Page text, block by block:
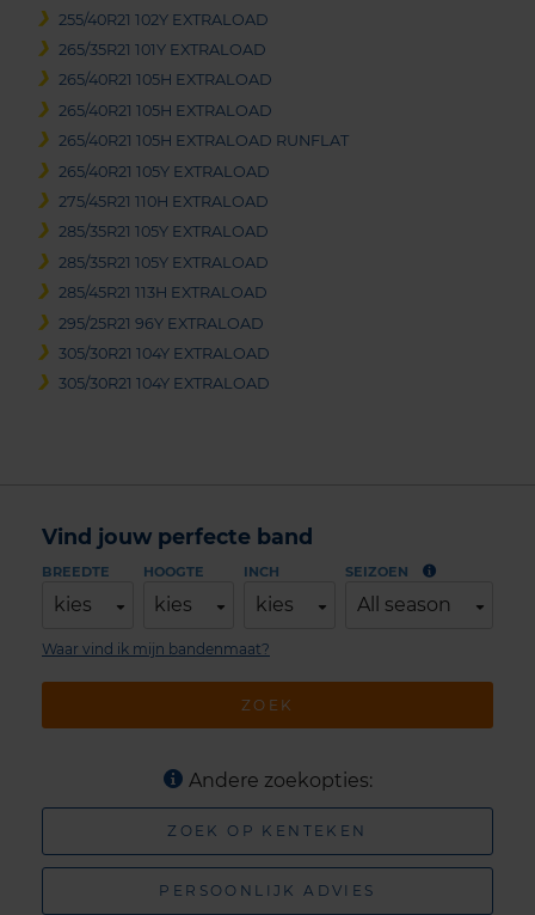
255/40R21 102Y EXTRALOAD
265/35R21 101Y EXTRALOAD
265/40R21 105H EXTRALOAD
265/40R21 105H EXTRALOAD
265/40R21 105H EXTRALOAD RUNFLAT
265/40R21 105Y EXTRALOAD
275/45R21 110H EXTRALOAD
285/35R21 105Y EXTRALOAD
285/35R21 105Y EXTRALOAD
285/45R21 113H EXTRALOAD
295/25R21 96Y EXTRALOAD
305/30R21 104Y EXTRALOAD
305/30R21 104Y EXTRALOAD
Vind jouw perfecte band
BREEDTE
kies
HOOGTE
kies
INCH
kies
SEIZOEN
All season
ZOEK
Waar vind ik mijn bandenmaat?
Andere zoekopties:
ZOEK OP KENTEKEN
PERSOONLIJK ADVIES